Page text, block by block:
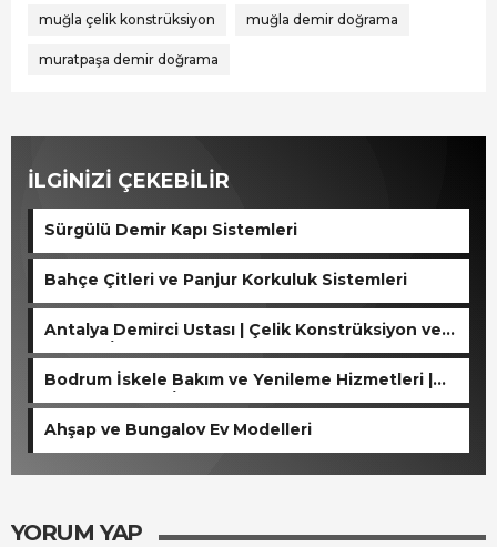
muğla çelik konstrüksiyon muğla demir doğrama
muratpaşa demir doğrama
İLGİNİZİ ÇEKEBİLİR
Sürgülü Demir Kapı Sistemleri
Bahçe Çitleri ve Panjur Korkuluk Sistemleri
Antalya Demirci Ustası | Çelik Konstrüksiyon ve
Kaynak İşleri
Bodrum İskele Bakım ve Yenileme Hizmetleri |
Ahşap ve Çelik İskele Tamiri
Ahşap ve Bungalov Ev Modelleri
YORUM YAP